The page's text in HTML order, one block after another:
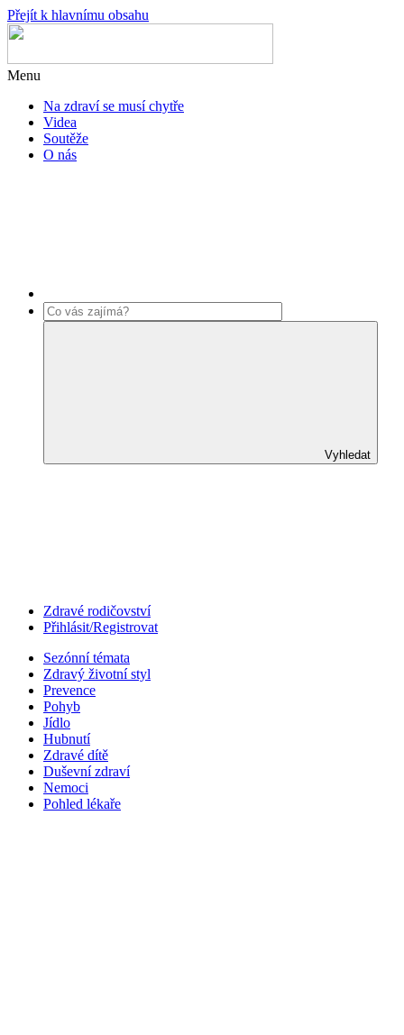
Přejít k hlavnímu obsahu
Menu
Na zdraví se musí chytře
Videa
Soutěže
O nás
Vyhledat
Zdravé rodičovství
Přihlásit/Registrovat
Sezónní témata
Zdravý životní styl
Prevence
Pohyb
Jídlo
Hubnutí
Zdravé dítě
Duševní zdraví
Nemoci
Pohled lékaře